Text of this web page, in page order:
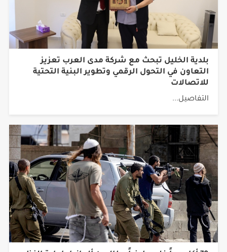
بلدية الخليل تبحث مع شركة مدى العرب تعزيز
التعاون في التحول الرقمي وتطوير البنية التحتية
للاتصالات
التفاصيل...